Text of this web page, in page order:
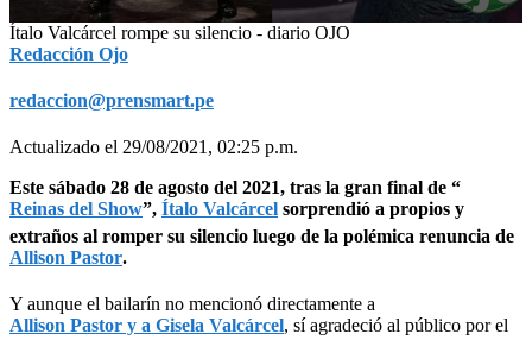
0
seconds
of
seconds
Ítalo Valcárcel rompe su silencio - diario OJO
Redacción Ojo
redaccion@prensmart.pe
Actualizado el 29/08/2021, 02:25 p.m.
Este sábado 28 de agosto del 2021, tras la gran final de “
Reinas del Show”, Ítalo Valcárcel sorprendió a propios y
extraños al romper su silencio luego de la polémica renuncia de
Allison Pastor.
Y aunque el bailarín no mencionó directamente a
Allison Pastor y a Gisela Valcárcel, sí agradeció al público por el